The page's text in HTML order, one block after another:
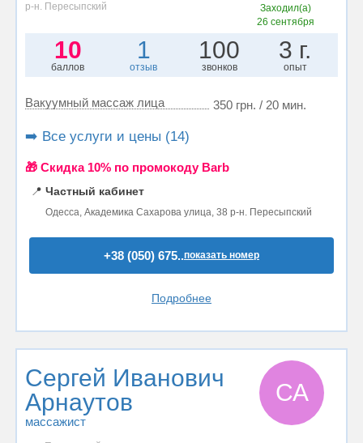
р-н. Пересыпский
Заходил(а)
26 сентября
10
баллов
1
отзыв
100
звонков
3 г.
опыт
Вакуумный массаж лица 350 грн. / 20 мин.
➡️ Все услуги и цены (14)
🎁 Cкидка 10% по промокоду Barb
📍 Частный кабинет
Одесса, Академика Сахарова улица, 38 р-н. Пересыпский
+38 (050) 675..показать номер
Подробнее
Сергей Иванович
Арнаутов
массажист
СА